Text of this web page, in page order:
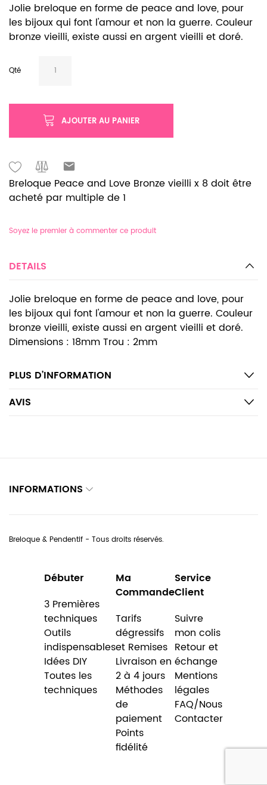
Jolie breloque en forme de peace and love, pour
les bijoux qui font l'amour et non la guerre. Couleur
bronze vieilli, existe aussi en argent vieilli et doré.
Qté
AJOUTER AU PANIER
Breloque Peace and Love Bronze vieilli x 8 doit être
acheté par multiple de 1
Soyez le premier à commenter ce produit
DETAILS
Jolie breloque en forme de peace and love, pour
les bijoux qui font l'amour et non la guerre. Couleur
bronze vieilli, existe aussi en argent vieilli et doré.
Dimensions : 18mm Trou : 2mm
PLUS D’INFORMATION
AVIS
INFORMATIONS
Breloque & Pendentif - Tous droits réservés.
Débuter
3 Premières
techniques
Outils
indispensables
Idées DIY
Toutes les
techniques
Ma
Commande
Tarifs
dégressifs
et Remises
Livraison en
2 à 4 jours
Méthodes
de
paiement
Points
fidélité
Service
Client
Suivre
mon colis
Retour et
échange
Mentions
légales
FAQ/Nous
Contacter